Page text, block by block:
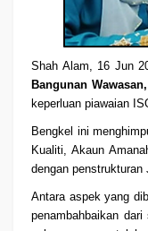
Shah Alam, 16 Jun
Bangunan
keperluan piawaian
Bengkel ini
Kualiti, Akaun
dengan
Antara aspek yang
penambahbaikan